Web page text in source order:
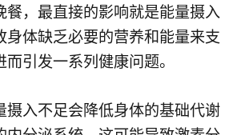
餐，最直接的影响就是能量摄入
身体缺乏必要的营养和能量来支
引发一系列健康问题。
摄入不足会降低身体的基础代谢